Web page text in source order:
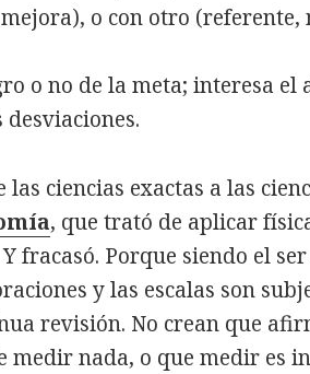
o con otro (referente,
o no de la meta; interesa el
ciencias exactas a las
, que trató de aplicar
fracasó. Porque siendo el
y las escalas son
revisión. No crean que
medir nada, o que medir es